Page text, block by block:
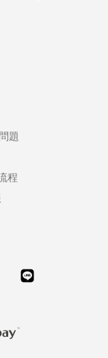
題
程
Whatsapp